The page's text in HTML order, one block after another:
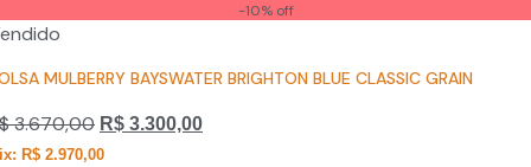
-10% off
MULBERRY BAYSWATER BRIGHTON BLUE CLASSIC GRAIN
3.670,00 R$ 3.300,00
R$ 2.970,00